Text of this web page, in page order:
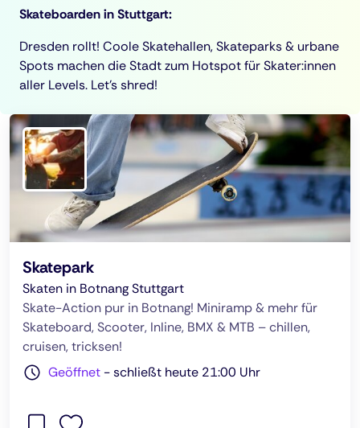
Skateboarden in Stuttgart:
Dresden rollt! Coole Skatehallen, Skateparks & urbane
Spots machen die Stadt zum Hotspot für Skater:innen
aller Levels. Let's shred!
Skatepark
Skaten in Botnang Stuttgart
Skate-Action pur in Botnang! Miniramp & mehr für
Skateboard, Scooter, Inline, BMX & MTB – chillen,
cruisen, tricksen!
Geöffnet -schließt heute 21:00 Uhr